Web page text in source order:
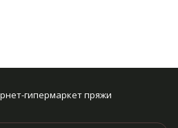
гипермаркет пряжи